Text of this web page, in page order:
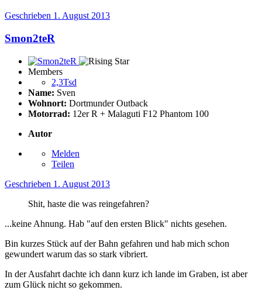
Geschrieben 1. August 2013
Smon2teR
Members
2,3Tsd
Name: Sven
Wohnort: Dortmunder Outback
Motorrad: 12er R + Malaguti F12 Phantom 100
Autor
Melden
Teilen
Geschrieben 1. August 2013
Shit, haste die was reingefahren?
...keine Ahnung. Hab "auf den ersten Blick" nichts gesehen.
Bin kurzes Stück auf der Bahn gefahren und hab mich schon
gewundert warum das so stark vibriert.
In der Ausfahrt dachte ich dann kurz ich lande im Graben, ist aber
zum Glück nicht so gekommen.